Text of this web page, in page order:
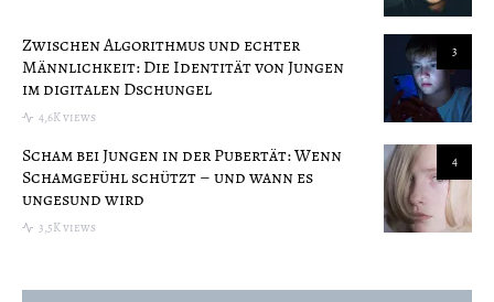
3
Zwischen Algorithmus und echter
Männlichkeit: Die Identität von Jungen
im digitalen Dschungel
4,6K views
4
Scham bei Jungen in der Pubertät: Wenn
Schamgefühl schützt – und wann es
ungesund wird
3,5K views